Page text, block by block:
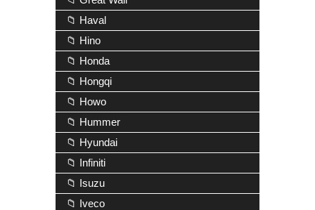
📁 Haval
📁 Hino
📁 Honda
📁 Hongqi
📁 Howo
📁 Hummer
📁 Hyundai
📁 Infiniti
📁 Isuzu
📁 Iveco